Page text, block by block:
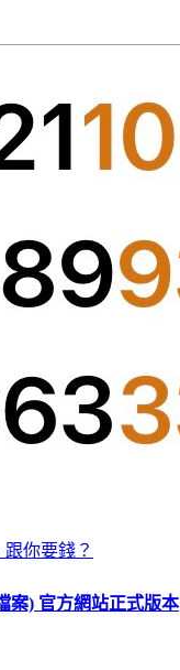
你要錢？
案) 官方網站正式版本